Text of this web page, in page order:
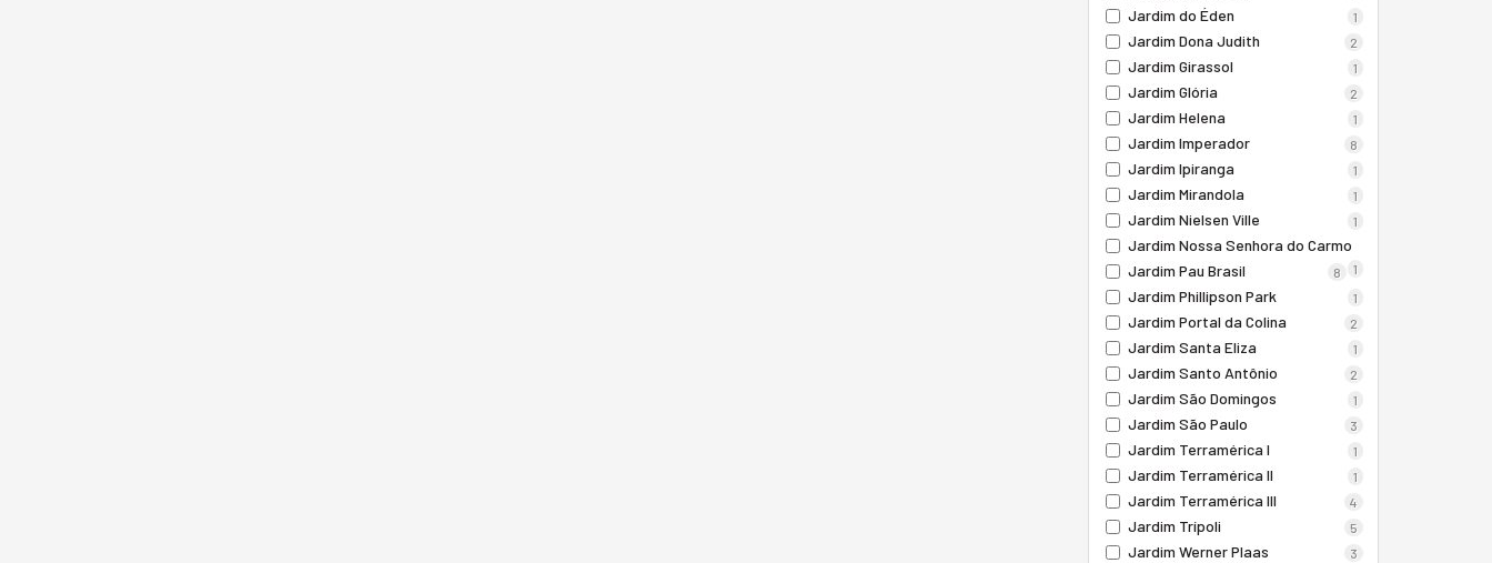
Jardim do Éden 1
Jardim Dona Judith 2
Jardim Girassol 1
Jardim Glória 2
Jardim Helena 1
Jardim Imperador 8
Jardim Ipiranga 1
Jardim Mirandola 1
Jardim Nielsen Ville 1
Jardim Nossa Senhora do Carmo
1
Jardim Pau Brasil 8
Jardim Phillipson Park 1
Jardim Portal da Colina 2
Jardim Santa Eliza 1
Jardim Santo Antônio 2
Jardim São Domingos 1
Jardim São Paulo 3
Jardim Terramérica I 1
Jardim Terramérica II 1
Jardim Terramérica III 4
Jardim Trípoli 5
Jardim Werner Plaas 3